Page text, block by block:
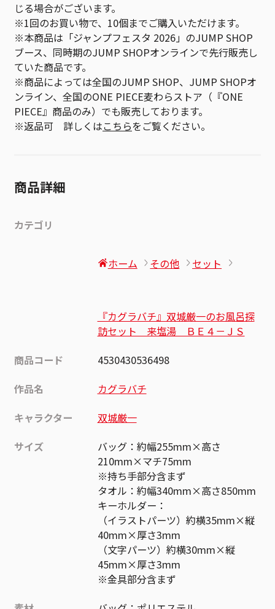
じる場合がございます。
※1回のお買い物で、10個までご購入いただけます。
※本商品は「ジャンプフェスタ 2026」のJUMP SHOP
ブース、同時期のJUMP SHOPオンラインで先行販売し
ていた商品です。
※商品によっては全国のJUMP SHOP、JUMP SHOPオ
ンライン、全国のONE PIECE麦わらストア（『ONE
PIECE』商品のみ）でも販売しております。
※返品可 詳しくはこちらをご覧ください。
商品詳細
カテゴリ
ホーム その他 セット
『カグラバチ』双城厳一のお風呂探
訪セット 来塩湯 ＢＥ４－ＪＳ
商品コード
4530430536498
作品名
カグラバチ
キャラクター
双城厳一
サイズ
バッグ：約幅255mm×高さ
210mm×マチ75mm
※持ち手部分含まず
タオル：約幅340mm×高さ850mm
キーホルダー：
（イラストパーツ）約横35mm×縦
40mm×厚さ3mm
（文字パーツ）約横30mm×縦
45mm×厚さ3mm
※金具部分含まず